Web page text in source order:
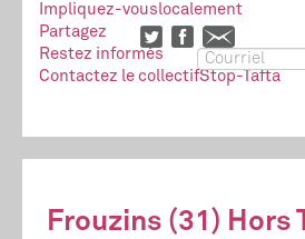
Impliquez-vouslocalement
Partagez
Restez informés
Contactez le collectifStop-Tafta
Frouzins (31) Hors